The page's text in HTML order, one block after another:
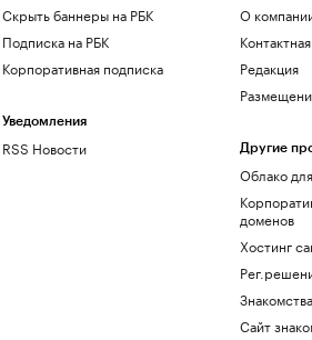
Скрыть баннеры на РБК
Подписка на РБК
Корпоративная подписка
Уведомления
RSS Новости
О
Редакция
Другие
Облако
доменов
Хостинг
Знакомства
Сайт